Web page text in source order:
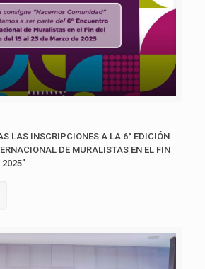
LAS INSCRIPCIONES A LA 6° EDICIÓN
DE MURALISTAS EN EL FIN
2025”